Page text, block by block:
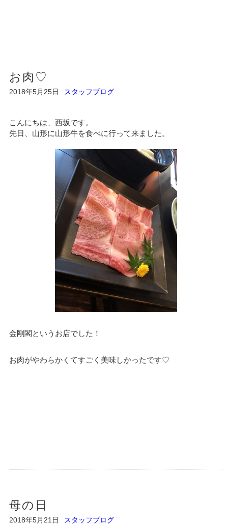
お肉♡
2018年5月25日 スタッフブログ
こんにちは、西坂です。
先日、山形に山形牛を食べに行って来ました。
金剛閣というお店でした！
お肉がやわらかくてすごく美味しかったです♡
母の日
2018年5月21日 スタッフブログ